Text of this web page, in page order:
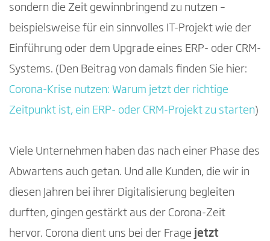
Microsoft zu investieren.
2025 ist ein optimaler Zeitpunkt, Microsoft
Produkte zu lizenzieren
Microsoft schafft Vertrauen – mit klaren
sondern die Zeit gewinnbringend zu nutzen –
beispielsweise für ein sinnvolles IT-Projekt wie der
Einführung oder dem Upgrade eines ERP- oder CRM-
Systems. (Den Beitrag von damals finden Sie hier:
Corona-Krise nutzen: Warum jetzt der richtige
Zeitpunkt ist, ein ERP- oder CRM-Projekt zu starten)
Viele Unternehmen haben das nach einer Phase des
Abwartens auch getan. Und alle Kunden, die wir in
diesen Jahren bei ihrer Digitalisierung begleiten
durften, gingen gestärkt aus der Corona-Zeit
hervor. Corona dient uns bei der Frage
jetzt